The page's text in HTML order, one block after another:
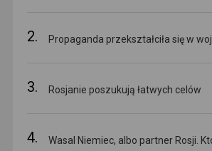
2. Propaganda przekształciła się w
3. Rosjanie poszukują łatwych celów
4. Wasal Niemiec, albo partner Rosji.